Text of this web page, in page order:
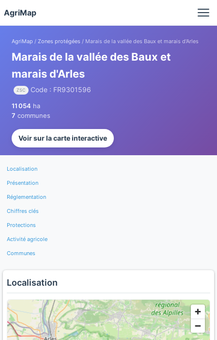
AgriMap
AgriMap / Zones protégées / Marais de la vallée des Baux et marais d'Arles
Marais de la vallée des Baux et
marais d'Arles
ZSC Code : FR9301596
11 054 ha
7 communes
Voir sur la carte interactive
Localisation
Présentation
Réglementation
Chiffres clés
Protections
Activité agricole
Communes
Localisation